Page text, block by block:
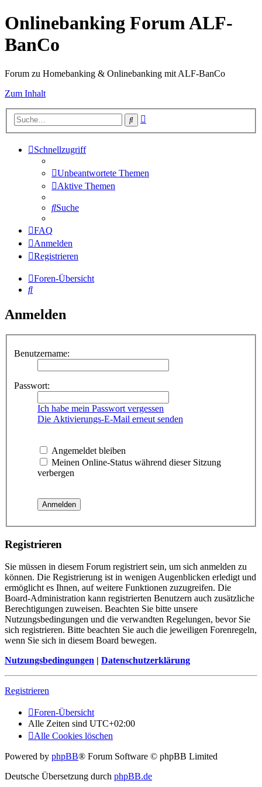
Onlinebanking Forum ALF-
BanCo
Forum zu Homebanking & Onlinebanking mit ALF-BanCo
Zum Inhalt
Suche
Schnellzugriff
Unbeantwortete Themen
Aktive Themen
Suche
FAQ
Anmelden
Registrieren
Foren-Übersicht
Suche
Anmelden
Benutzername:
Passwort:
Ich habe mein Passwort vergessen
Die Aktivierungs-E-Mail erneut senden
Angemeldet bleiben
Meinen Online-Status während dieser Sitzung
verbergen
Registrieren
Sie müssen in diesem Forum registriert sein, um sich anmelden zu
können. Die Registrierung ist in wenigen Augenblicken erledigt und
ermöglicht es Ihnen, auf weitere Funktionen zuzugreifen. Die
Board-Administration kann registrierten Benutzern auch zusätzliche
Berechtigungen zuweisen. Beachten Sie bitte unsere
Nutzungsbedingungen und die verwandten Regelungen, bevor Sie
sich registrieren. Bitte beachten Sie auch die jeweiligen Forenregeln,
wenn Sie sich in diesem Board bewegen.
Nutzungsbedingungen | Datenschutzerklärung
Registrieren
Foren-Übersicht
Alle Zeiten sind UTC+02:00
Alle Cookies löschen
Powered by phpBB® Forum Software © phpBB Limited
Deutsche Übersetzung durch phpBB.de